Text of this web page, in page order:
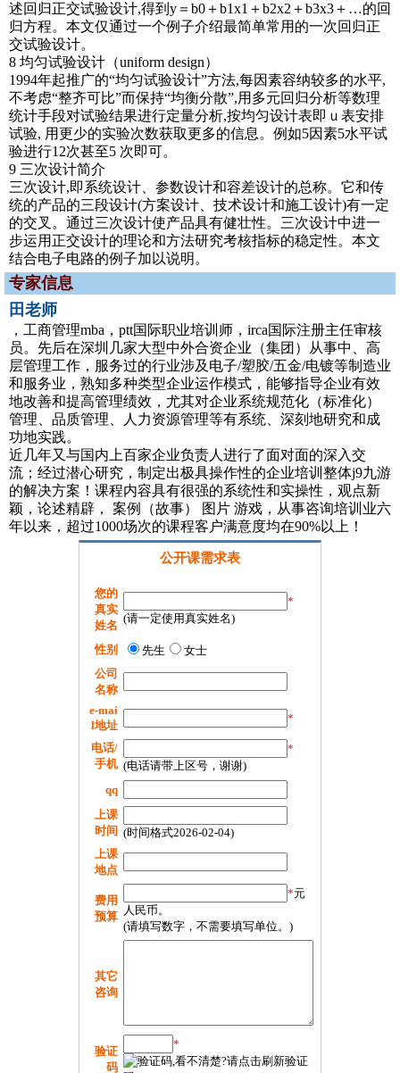
述回归正交试验设计,得到y＝b0＋b1x1＋b2x2＋b3x3＋…的回
归方程。本文仅通过一个例子介绍最简单常用的一次回归正
交试验设计。
8 均匀试验设计（uniform design）
1994年起推广的“均匀试验设计”方法,每因素容纳较多的水平,
不考虑“整齐可比”而保持“均衡分散”,用多元回归分析等数理
统计手段对试验结果进行定量分析,按均匀设计表即ｕ表安排
试验, 用更少的实验次数获取更多的信息。例如5因素5水平试
验进行12次甚至5 次即可。
9 三次设计简介
三次设计,即系统设计、参数设计和容差设计的总称。它和传
统的产品的三段设计(方案设计、技术设计和施工设计)有一定
的交叉。通过三次设计使产品具有健壮性。三次设计中进一
步运用正交设计的理论和方法研究考核指标的稳定性。本文
结合电子电路的例子加以说明。
专家信息
田老师
，工商管理mba，ptt国际职业培训师，irca国际注册主任审核
员。先后在深圳几家大型中外合资企业（集团）从事中、高
层管理工作，服务过的行业涉及电子/塑胶/五金/电镀等制造业
和服务业，熟知多种类型企业运作模式，能够指导企业有效
地改善和提高管理绩效，尤其对企业系统规范化（标准化）
管理、品质管理、人力资源管理等有系统、深刻地研究和成
功地实践。
近几年又与国内上百家企业负责人进行了面对面的深入交
流；经过潜心研究，制定出极具操作性的企业培训整体j9九游
的解决方案！课程内容具有很强的系统性和实操性，观点新
颖，论述精辟， 案例（故事） 图片 游戏，从事咨询培训业六
年以来，超过1000场次的课程客户满意度均在90%以上！
公开课需求表
您的
真实
姓名
*
(请一定使用真实姓名)
性别 先生
女士
公司
名称
e-mai
l地址
*
电话/
手机
*
(电话请带上区号，谢谢)
qq
上课
时间 (时间格式2026-02-04)
上课
地点
费用
预算
*元
人民币。
(请填写数字，不需要填写单位。)
其它
咨询
验证
码
*